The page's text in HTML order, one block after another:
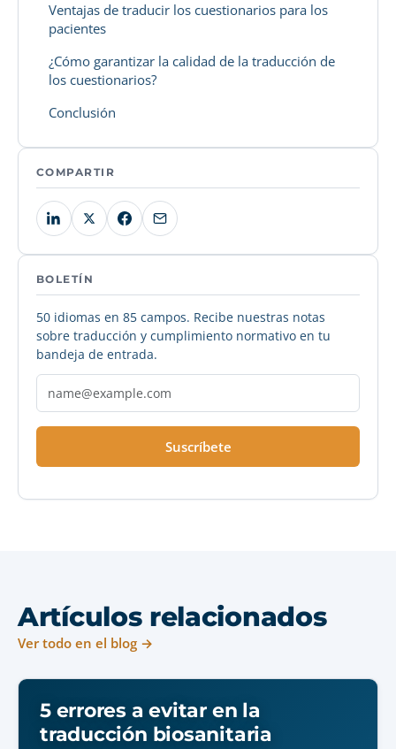
Ventajas de traducir los cuestionarios para los
pacientes
¿Cómo garantizar la calidad de la traducción de
los cuestionarios?
Conclusión
COMPARTIR
BOLETÍN
50 idiomas en 85 campos. Recibe nuestras notas
sobre traducción y cumplimiento normativo en tu
bandeja de entrada.
Suscríbete
Artículos relacionados
Ver todo en el blog →
5 errores a evitar en la
traducción biosanitaria